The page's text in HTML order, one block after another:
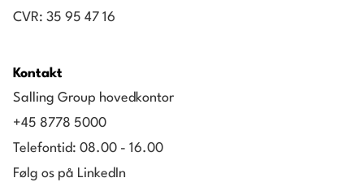
CVR: 35 95 47 16
Kontakt
Salling Group hovedkontor
+45 8778 5000
Telefontid: 08.00 - 16.00
Følg os på LinkedIn